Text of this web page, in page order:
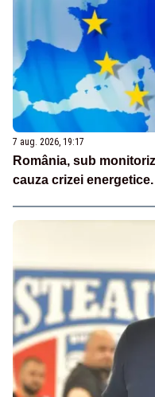
7 aug. 2026, 19:17
România, sub
cauza crizei